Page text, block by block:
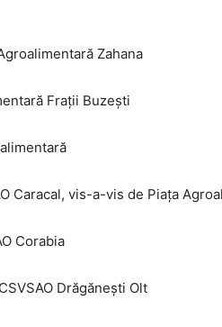
Zahana
Frații Buzești
Caracal, vis-a-vis de Piața
Corabia
Drăgănești Olt